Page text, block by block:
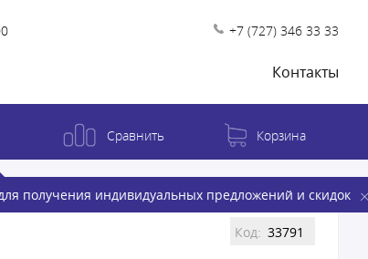
+7 (727) 346 33 33
Контакты
получения индивидуальных предложений и скидок
Сравнить Корзина
Код: 33791